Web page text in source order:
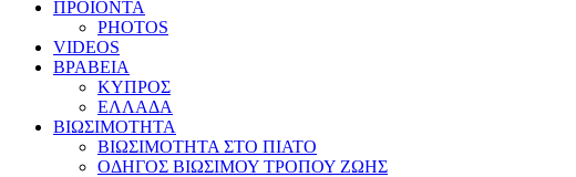
ΠΡΟΪΟΝΤΑ
PHOTOS
VIDEOS
ΒΡΑΒΕΙΑ
ΚΥΠΡΟΣ
ΕΛΛΑΔΑ
ΒΙΩΣΙΜΟΤΗΤΑ
ΒΙΩΣΙΜΟΤΗΤΑ ΣΤΟ ΠΙΑΤΟ
ΟΔΗΓΟΣ ΒΙΩΣΙΜΟΥ ΤΡΟΠΟΥ ΖΩΗΣ